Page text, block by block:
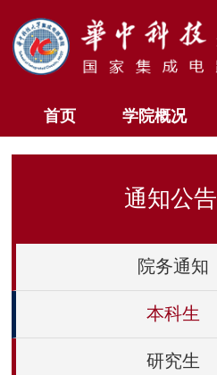
首页 学院概况
通知公告
院务通知
本科生
研究生